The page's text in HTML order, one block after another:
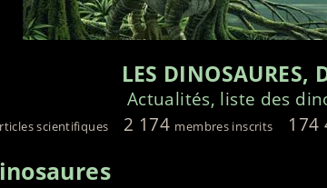
LES DINOSAURES,
Actualités, liste des
scientifiques 2 174 membres inscrits 174